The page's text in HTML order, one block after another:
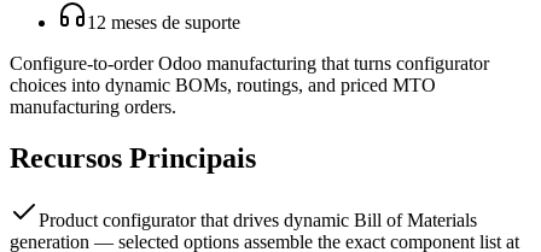
12 meses de suporte
Configure-to-order Odoo manufacturing that turns configurator
choices into dynamic BOMs, routings, and priced MTO
manufacturing orders.
Recursos Principais
Product configurator that drives dynamic Bill of Materials
generation — selected options assemble the exact component list at